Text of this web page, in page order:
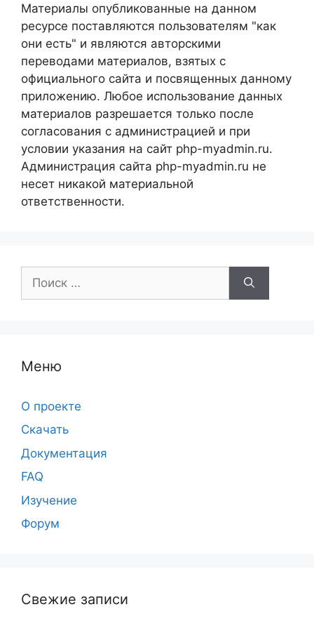
Материалы опубликованные на данном
ресурсе поставляются пользователям "как
они есть" и являются авторскими
переводами материалов, взятых с
официального сайта и посвященных данному
приложению. Любое использование данных
материалов разрешается только после
согласования с администрацией и при
условии указания на сайт php-myadmin.ru.
Администрация сайта php-myadmin.ru не
несет никакой материальной
ответственности.
Меню
О проекте
Скачать
Документация
FAQ
Изучение
Форум
Свежие записи